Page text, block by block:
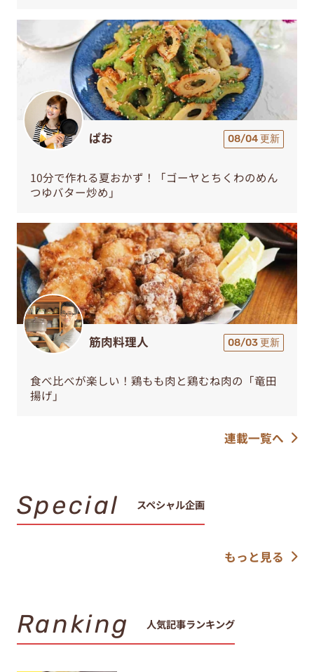
ぱお 08/04 更新
10分で作れる夏おかず！「ゴーヤとちくわのめん
つゆバター炒め」
筋肉料理人 08/03 更新
食べ比べが楽しい！鶏もも肉と鶏むね肉の「竜田
揚げ」
連載一覧へ
Special スペシャル企画
もっと見る
Ranking 人気記事ランキング